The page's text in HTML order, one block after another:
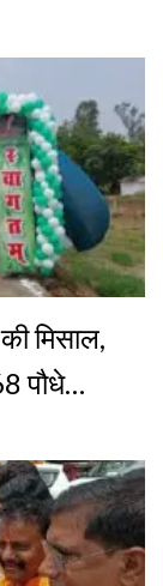
मिसाल,
पौधे…